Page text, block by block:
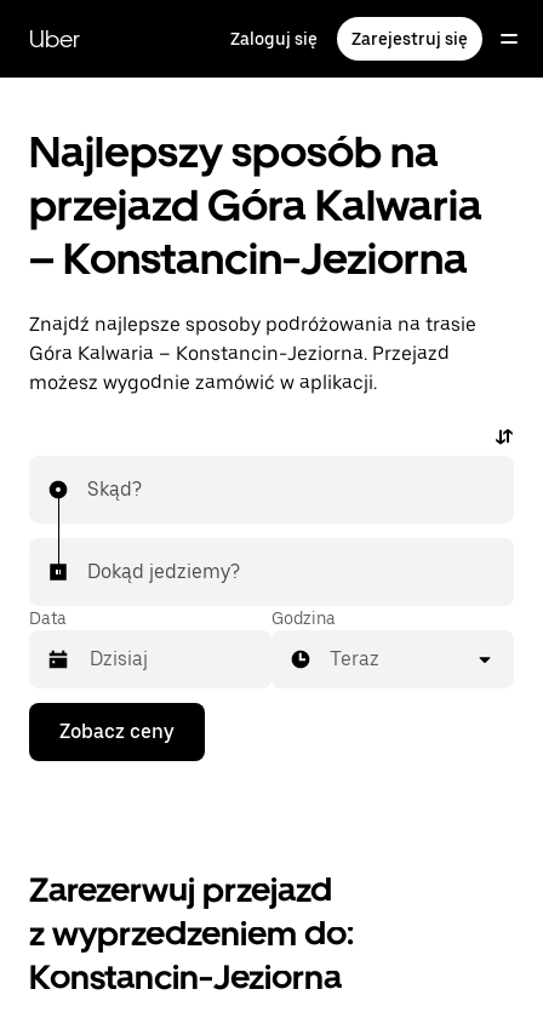
głównej
zawartości
Uber Zaloguj się Zarejestruj się
Najlepszy sposób na
przejazd Góra Kalwaria
– Konstancin-Jeziorna
Znajdź najlepsze sposoby podróżowania na trasie
Góra Kalwaria – Konstancin-Jeziorna. Przejazd
możesz wygodnie zamówić w aplikacji.
Skąd?
Dokąd jedziemy?
Data
Naciśnij
klawisz
strzałki
i wybrać
Naciśnij
klawisz
„Escape”,
Godzina
Teraz
Zobacz ceny
Zarezerwuj przejazd
z wyprzedzeniem do:
Konstancin-Jeziorna